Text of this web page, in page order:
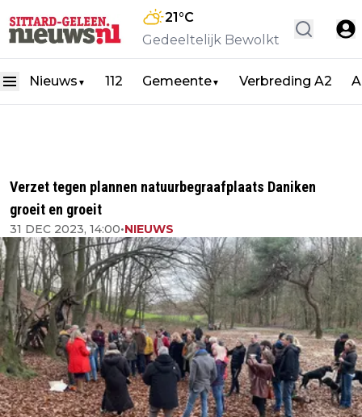
21°C
Gedeeltelijk Bewolkt
Nieuws ▼ 112 Gemeente▼ Verbreding A2
Verzet tegen plannen natuurbegraafplaats Daniken
groeit en groeit
31 DEC 2023, 14:00•NIEUWS